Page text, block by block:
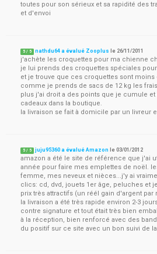
toutes pour son sérieux et sa rapidité des
et d'envoi
5 / 5 nathdu64 a évalué Zooplus le 26/11/2011
j'achète les croquettes pour ma chienne
je lui prends des croquettes spéciales
et je trouve que ces croquettes sont
comme je prends de sacs de 12 kg les
plus j'ai droit a des points que je cumule
cadeaux dans la boutique.
la livraison se fait à domicile par un livreur
5 / 5 juju95360 a évalué Amazon le03/01/2012
amazon a été le site de référence que j'ai
année pour faire mes emplettes de noël.
femme, mes neveux et nièces...j'y ai
clics: cd, dvd, jouets 1er âge, peluches et
prix très attractifs (un réél gain d'argent par
la livraison a été très rapide environ 2-3
contre signature et tout était très bien
à la réception, bien renforcé avec des
du positif sur ce site avec un bon suivi de